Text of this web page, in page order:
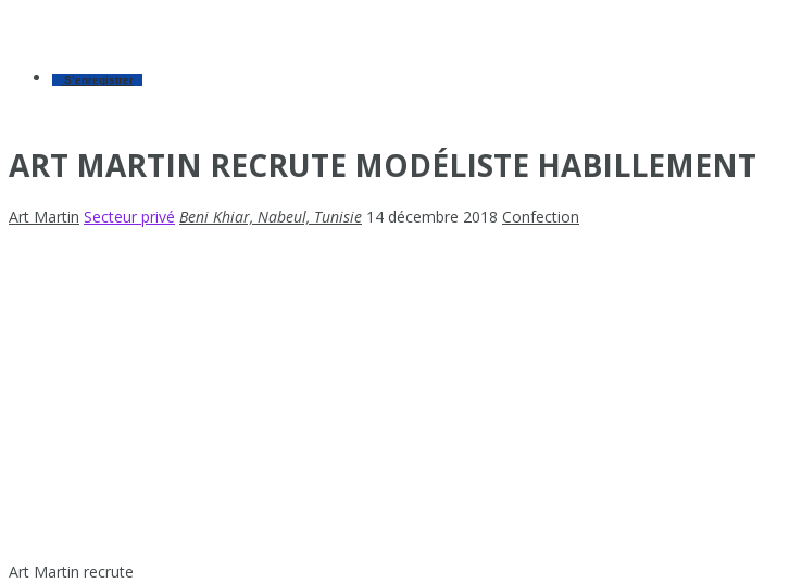
S’enregistrer
ART MARTIN RECRUTE MODÉLISTE HABILLEMENT
Art Martin Secteur privé Beni Khiar, Nabeul, Tunisie 14 décembre 2018 Confection
Art Martin recrute